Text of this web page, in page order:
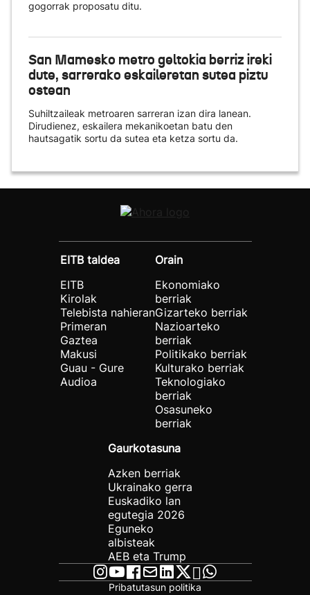
gogorrak proposatu ditu.
San Mamesko metro geltokia berriz ireki
dute, sarrerako eskaileretan sutea piztu
ostean
Suhiltzaileak metroaren sarreran izan dira lanean.
Dirudienez, eskailera mekanikoetan batu den
hautsagatik sortu da sutea eta ketza sortu da.
EITB taldea
EITB
Kirolak
Telebista nahieran
Primeran
Gaztea
Makusi
Guau - Gure
Audioa
Orain
Ekonomiako
berriak
Gizarteko berriak
Nazioarteko
berriak
Politikako berriak
Kulturako berriak
Teknologiako
berriak
Osasuneko
berriak
Gaurkotasuna
Azken berriak
Ukrainako gerra
Euskadiko lan
egutegia 2026
Eguneko
albisteak
AEB eta Trump
Pribatutasun politika